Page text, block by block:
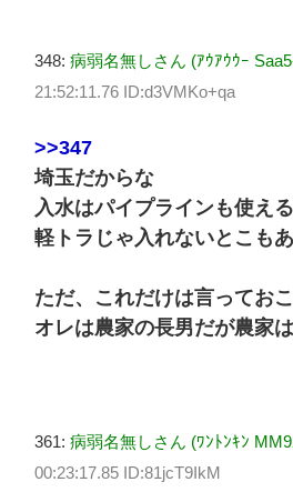
348: 病弱名無しさん (ｱｳｱｳｳｰ
21:52:11.76 ID:d3VMKo+qa
>>347
埼玉だからな
入水はパイプラインも使える
軽トラじゃ入れないとこも
ただ、これだけは言ってお
オレは農家の長男だが農家
361: 病弱名無しさん (ﾜﾝﾄﾝｷﾝ
00:23:17.85 ID:81jcT9IkM